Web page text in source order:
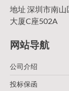
地址 深圳市南
大厦C座502A
网站导航
公司介绍
投标保函